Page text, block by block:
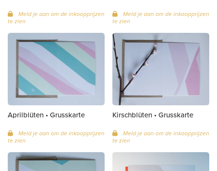
Meld je aan om de inkoopprijzen
te zien
Meld je aan om de inkoopprijzen
te zien
Aprilblüten • Grusskarte
Meld je aan om de inkoopprijzen
te zien
Kirschblüten • Grusskarte
Meld je aan om de inkoopprijzen
te zien